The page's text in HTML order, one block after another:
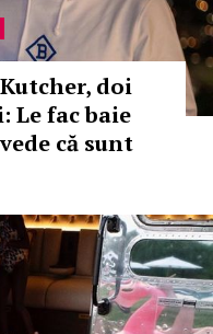
doi
fac baie
că sunt